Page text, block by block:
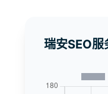
瑞安SEO服